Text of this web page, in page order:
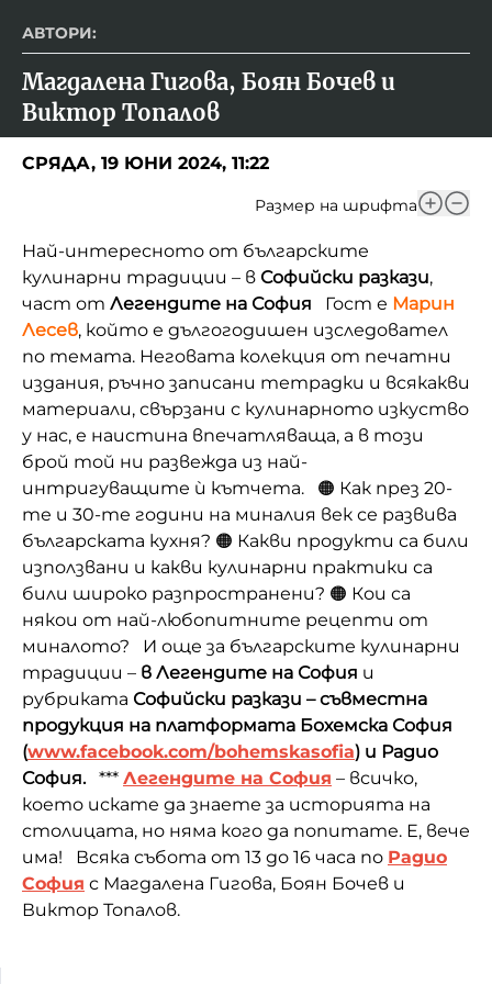
АВТОРИ:
Магдалена Гигова, Боян Бочев и
Виктор Топалов
СРЯДА, 19 ЮНИ 2024, 11:22
Размер на шрифта
Най-интересното от българските
кулинарни традиции – в Софийски разкази,
част от Легендите на София Гост е Марин
Лесев, който е дългогодишен изследовател
по темата. Неговата колекция от печатни
издания, ръчно записани тетрадки и всякакви
материали, свързани с кулинарното изкуство
у нас, е наистина впечатляваща, а в този
брой той ни развежда из най-
интригуващите ѝ кътчета. 🟠 Как през 20-
те и 30-те години на миналия век се развива
българската кухня? 🟠 Какви продукти са били
използвани и какви кулинарни практики са
били широко разпространени? 🟠 Кои са
някои от най-любопитните рецепти от
миналото? И още за българските кулинарни
традиции – в Легендите на София и
рубриката Софийски разкази –съвместна
продукция на платформата Бохемска София
(www.facebook.com/bohemskasofia) и Радио
София.*** Легендите на София – всичко,
което искате да знаете за историята на
столицата, но няма кого да попитате. Е, вече
има! Всяка събота от 13 до 16 часа по Радио
София с Магдалена Гигова, Боян Бочев и
Виктор Топалов.